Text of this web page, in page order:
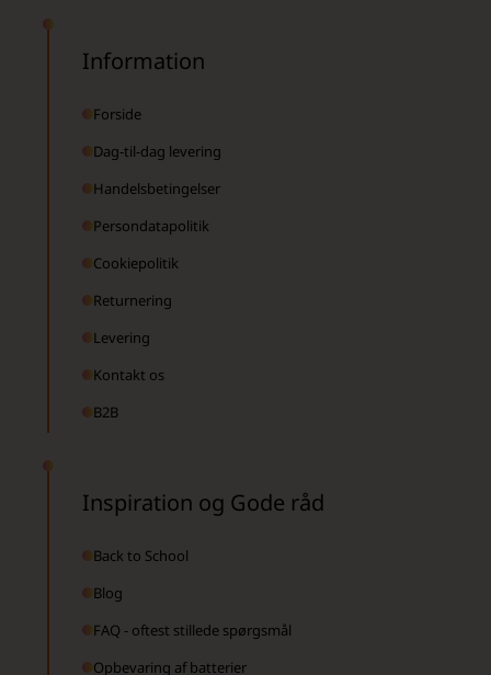
Information
Forside
Dag-til-dag levering
Handelsbetingelser
Persondatapolitik
Cookiepolitik
Returnering
Levering
Kontakt os
B2B
Inspiration og Gode råd
Back to School
Blog
FAQ - oftest stillede spørgsmål
Opbevaring af batterier